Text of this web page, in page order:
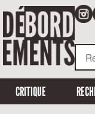
CRITIQUE